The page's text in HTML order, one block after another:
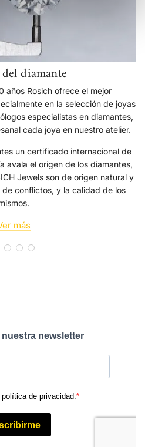
diamante
años Rosich ofrece el mejor
en la selección de joyas
especialistas en diamantes,
cada joya en nuestro atelier.
un certificado internacional de
avala el origen de los diamantes,
Jewels son de origen natural y
conflictos, y la calidad de los
más